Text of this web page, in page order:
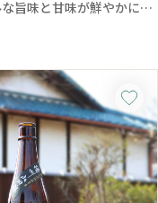
旨味と甘味が鮮やかに広
ある余韻が続きます。
とした旨味、甘味、酸味
がらも全体がバランスよ
した限定仕込みの純米大吟
ます。